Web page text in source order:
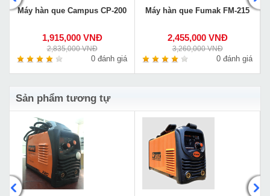
Máy hàn que Campus CP-200
1,915,000 VNĐ
2,835,000 VNĐ
0 đánh giá
Máy hàn que Fumak FM-215
2,455,000 VNĐ
3,260,000 VNĐ
0 đánh giá
Sản phẩm tương tự